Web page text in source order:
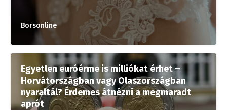
Borsonline
Egyetlen euróérme is milliókat érhet –
Horvátországban vagy Olaszországban
nyaraltál? Érdemes átnézni a megmaradt
aprót